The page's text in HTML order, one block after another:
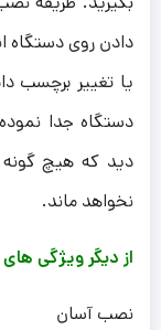
دادن روی دستگاه
یا تغییر برچسب
دستگاه جدا
دید که هیچ
نخواهد ماند.
از دیگر ویژگی
نصب آسان